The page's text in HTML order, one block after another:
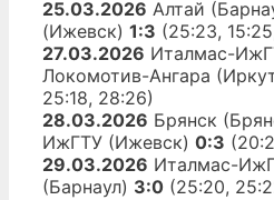
25.03.2026 Алтай
(Ижевск) 1:3 (25:23,
27.03.2026 Италмас-
Локомотив-Ангара
25:18, 28:26)
28.03.2026 Брянск
ИжГТУ (Ижевск) 0:3
29.03.2026 Италмас-
(Барнаул) 3:0 (25:20,